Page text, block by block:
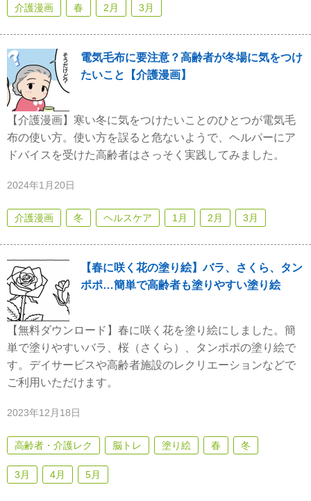
介護漫画 春 2月 3月
電気毛布に要注意？高齢者が冬場に気をつけ
たいこと【介護漫画】
【介護漫画】寒い冬に気をつけたいことのひとつが電気毛
布の使い方。使い方を誤ると危ないようで、ヘルパーにア
ドバイスを受けた高齢者はさっそく実践してみました。
2024年1月20日
介護漫画 冬 ヘルスケア 1月 2月 3月
【春に咲く花の塗り絵】バラ、さくら、タン
ポポ…簡単で高齢者も塗りやすい塗り絵
【無料ダウンロード】春に咲く花を塗り絵にしました。簡
単で塗りやすいバラ、桜（さくら）、タンポポの塗り絵で
す。デイサービスや高齢者施設のレクリエーションなどで
ご利用いただけます。
2023年12月18日
高齢者・介護レク 脳トレ 塗り絵 春 冬
3月 4月 5月